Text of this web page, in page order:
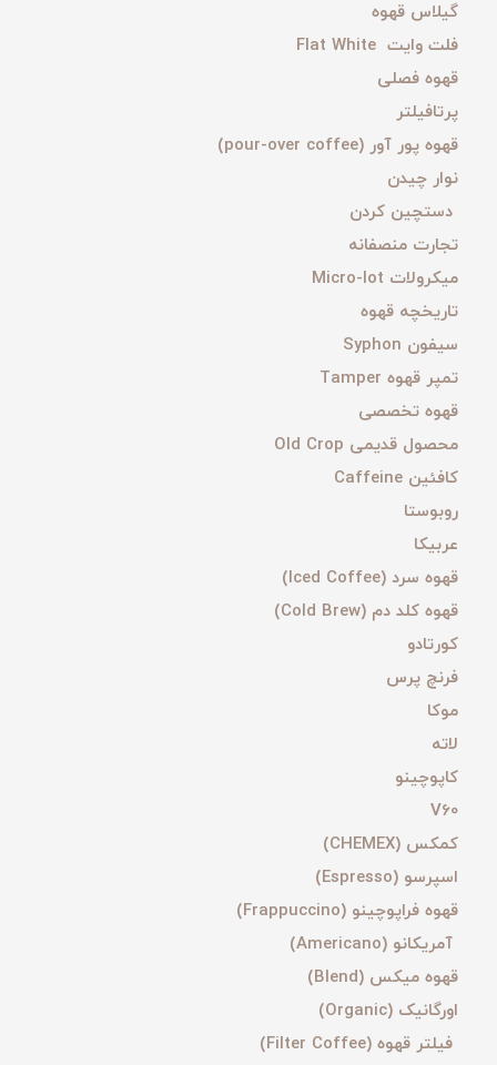
گیلاس قهوه
فلت وایت Flat White
قهوه فصلی
پرتافیلتر
قهوه پور آور (pour-over coffee)
نوار چیدن
دستچین کردن
تجارت منصفانه
میکرولات Micro-lot
تاریخچه قهوه
سیفون Syphon
تمپر قهوه Tamper
قهوه تخصصی
محصول قدیمی Old Crop
کافئین Caffeine
روبوستا
عربیکا
قهوه سرد (Iced Coffee)
قهوه کلد دم (Cold Brew)
کورتادو
فرنچ پرس
موکا
لاته
کاپوچینو
کمکس (CHEMEX)
اسپرسو (Espresso)
قهوه فراپوچینو (Frappuccino)
آمریکانو (Americano)
قهوه میکس (Blend)
اورگانیک (Organic)
فیلتر قهوه (Filter Coffee)